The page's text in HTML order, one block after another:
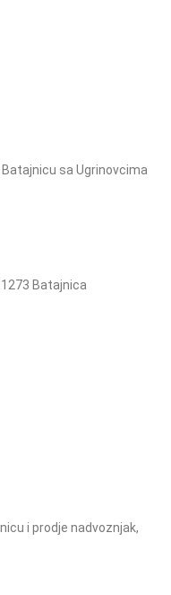
sa Ugrinovcima
Batajnica
i prodje nadvoznjak,